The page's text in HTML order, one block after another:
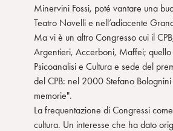
Minervini Fossi, poté vantare una
Teatro Novelli e nell’adiacente
Ma vi è un altro Congresso cui il
Argentieri, Accerboni, Maffei;
Psicoanalisi e Cultura e sede del
del CPB: nel 2000 Stefano
memorie".
La frequentazione di Congressi
cultura. Un interesse che ha dato